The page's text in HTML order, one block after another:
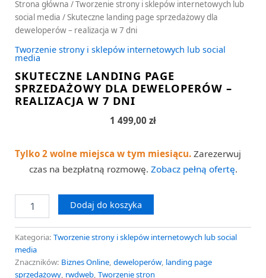
Strona główna /Tworzenie strony i sklepów internetowych lub
social media / Skuteczne landing page sprzedażowy dla
deweloperów – realizacja w 7 dni
Tworzenie strony i sklepów internetowych lub social
media
SKUTECZNE LANDING PAGE
SPRZEDAŻOWY DLA DEWELOPERÓW –
REALIZACJA W 7 DNI
1 499,00 zł
Tylko 2 wolne miejsca w tym miesiącu. Zarezerwuj
czas na bezpłatną rozmowę. Zobacz pełną ofertę.
Dodaj do koszyka
Kategoria: Tworzenie strony i sklepów internetowych lub social
media
Znaczników: Biznes Online, deweloperów, landing page
sprzedażowy, rwdweb, Tworzenie stron